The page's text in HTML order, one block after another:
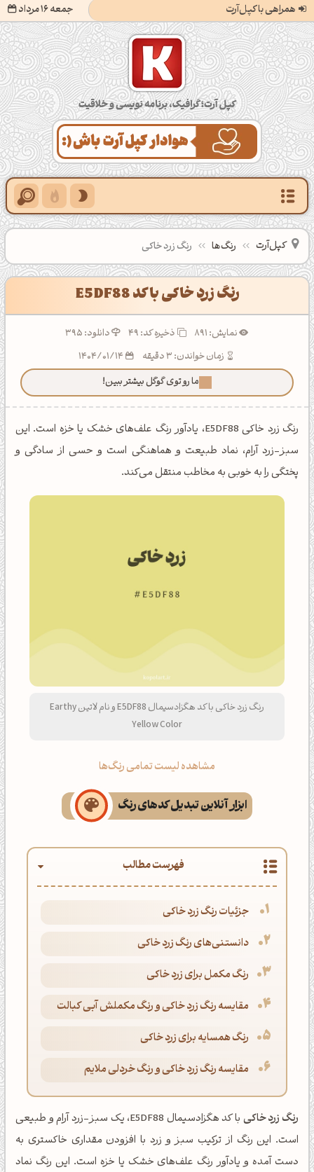
همراهی با کپل‌آرت جمعه 16 مرداد کپل‌آرت؛ گرافیک، برنامه‌نویسی و خلاقیت
کپل‌آرت رنگ‌ها رنگ زرد خاکی
رنگ زرد خاکی با کد E5DF88
نمایش: 891 ذخیره کد:49
دانلود: 395
زمان خواندن: 3 دقیقه
ما رو توی گوگل بیشتر ببین!
رنگ زرد خاکی E5DF88، یادآور رنگ علف‌های خشک یا خزه است. این
سبز-زرد آرام، نماد طبیعت و هماهنگی است و حسی از سادگی و
پختگی را به خوبی به مخاطب منتقل می‌کند.
رنگ زرد خاکی با کد هگزادسیمال E5DF88 و نام لاتین Earthy
Yellow Color
مشاهده لیست تمامی رنگ‌ها
ابزار آنلاین تبدیل کدهای رنگ
فهرست مطالب
جزئیات رنگ زرد خاکی
دانستنی‌های رنگ زرد خاکی
رنگ مکمل برای زرد خاکی
مقایسه رنگ زرد خاکی و رنگ مکملش آبی کبالت
رنگ همسایه برای زرد خاکی
مقایسه رنگ زرد خاکی و رنگ خردلی ملایم
رنگ زرد خاکی
با کد هگزادسیمال E5DF88، یک سبز-زرد آرام و طبیعی
است. این رنگ از ترکیب سبز و زرد با افزودن مقداری خاکستری به
دست آمده و یادآور رنگ علف‌های خشک یا خزه است. این رنگ نماد